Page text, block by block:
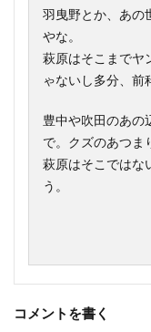
羽曳野とか、あの
やな。
萩原はそこまでヤ
ゃないし多分、前
豊中や吹田のあの
で。クズのあつま
萩原はそこではな
う。
コメントを書く